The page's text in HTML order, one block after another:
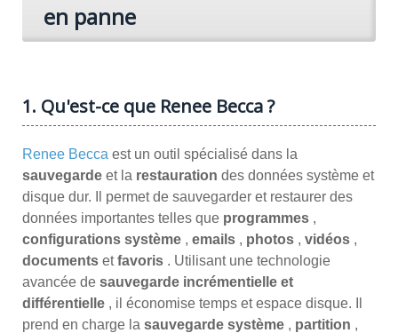
en panne
1. Qu'est-ce que Renee Becca ?
Renee Becca est un outil spécialisé dans la
sauvegarde et la restauration des données système et
disque dur. Il permet de sauvegarder et restaurer des
données importantes telles que programmes ,
configurations système , emails , photos , vidéos ,
documents etfavoris . Utilisant une technologie
avancée de sauvegarde incrémentielle et
différentielle , il économise temps et espace disque. Il
prend en charge la sauvegarde système , partition ,